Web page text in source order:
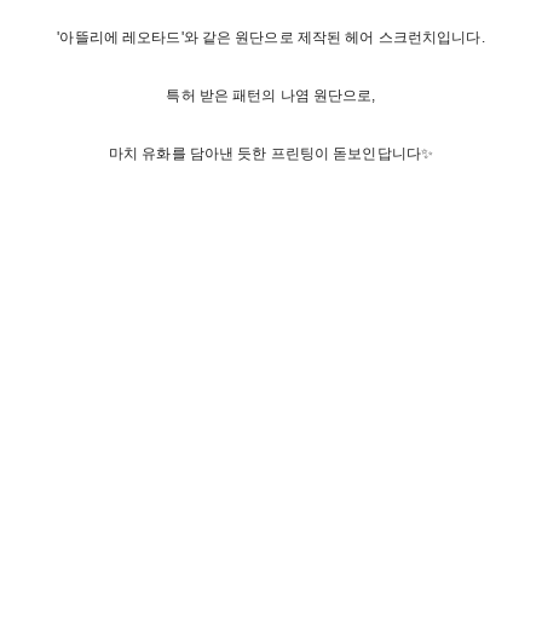
'아뜰리에 레오타드'와 같은 원단으로 제작된 헤어 스크런치입니다.
특허 받은 패턴의 나염 원단으로,
마치 유화를 담아낸 듯한 프린팅이 돋보인답니다✨